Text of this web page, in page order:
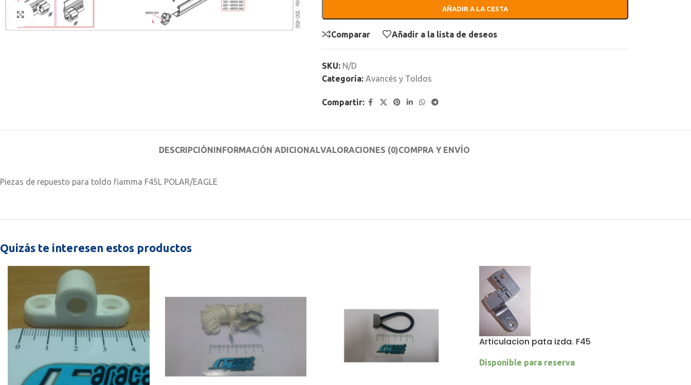
Clic para ampliar
AÑADIR A LA CESTA
Comparar Añadir a la lista de deseos
SKU: N/D
Categoría: Avancés y Toldos
Compartir:
DESCRIPCIÓNINFORMACIÓN ADICIONALVALORACIONES (0)COMPRA Y ENVÍO
Piezas de repuesto para toldo fiamma F45L POLAR/EAGLE
Quizás te interesen estos productos
Articulacion pata izda. F45
Disponible para reserva